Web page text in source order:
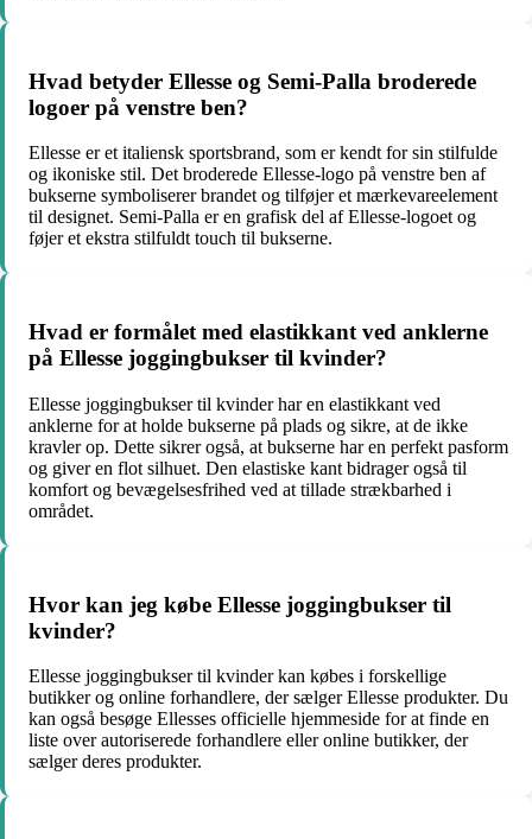
Hvad betyder Ellesse og Semi-Palla broderede
logoer på venstre ben?
Ellesse er et italiensk sportsbrand, som er kendt for sin stilfulde
og ikoniske stil. Det broderede Ellesse-logo på venstre ben af
bukserne symboliserer brandet og tilføjer et mærkevareelement
til designet. Semi-Palla er en grafisk del af Ellesse-logoet og
føjer et ekstra stilfuldt touch til bukserne.
Hvad er formålet med elastikkant ved anklerne
på Ellesse joggingbukser til kvinder?
Ellesse joggingbukser til kvinder har en elastikkant ved
anklerne for at holde bukserne på plads og sikre, at de ikke
kravler op. Dette sikrer også, at bukserne har en perfekt pasform
og giver en flot silhuet. Den elastiske kant bidrager også til
komfort og bevægelsesfrihed ved at tillade strækbarhed i
området.
Hvor kan jeg købe Ellesse joggingbukser til
kvinder?
Ellesse joggingbukser til kvinder kan købes i forskellige
butikker og online forhandlere, der sælger Ellesse produkter. Du
kan også besøge Ellesses officielle hjemmeside for at finde en
liste over autoriserede forhandlere eller online butikker, der
sælger deres produkter.